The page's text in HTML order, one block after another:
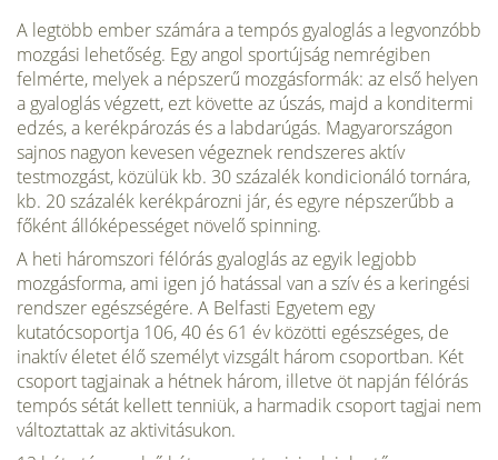
A legtöbb ember számára a tempós gyaloglás a legvonzóbb
mozgási lehetőség. Egy angol sportújság nemrégiben
felmérte, melyek a népszerű mozgásformák: az első helyen
a gyaloglás végzett, ezt követte az úszás, majd a konditermi
edzés, a kerékpározás és a labdarúgás. Magyarországon
sajnos nagyon kevesen végeznek rendszeres aktív
testmozgást, közülük kb. 30 százalék kondicionáló tornára,
kb. 20 százalék kerékpározni jár, és egyre népszerűbb a
főként állóképességet növelő spinning.
A heti háromszori félórás gyaloglás az egyik legjobb
mozgásforma, ami igen jó hatással van a szív és a keringési
rendszer egészségére. A Belfasti Egyetem egy
kutatócsoportja 106, 40 és 61 év közötti egészséges, de
inaktív életet élő személyt vizsgált három csoportban. Két
csoport tagjainak a hétnek három, illetve öt napján félórás
tempós sétát kellett tenniük, a harmadik csoport tagjai nem
változtattak az aktivitásukon.